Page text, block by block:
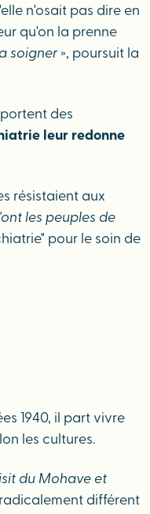
n'osait pas dire en
qu'on la prenne
soigner», poursuit la
portent des
leur redonne
résistaient aux
les peuples de
pour le soin de
1940, il part vivre
les cultures.
du Mohave et
différent